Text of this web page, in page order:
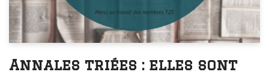
Annales triées : elles sont